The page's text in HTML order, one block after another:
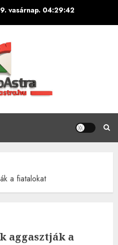
vasárnap. 04:29:43
a fiatalokat
aggasztják a